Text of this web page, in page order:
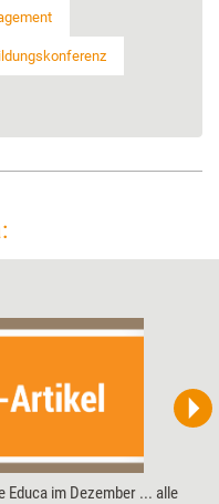
Educa im Dezember ... alle